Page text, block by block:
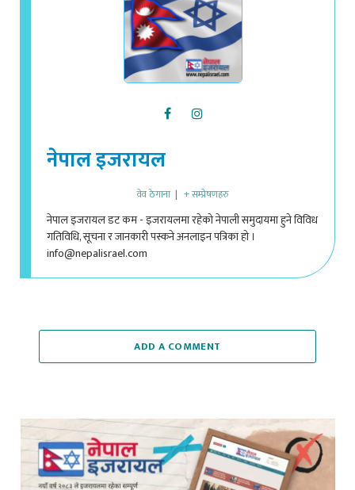
नेपाल इजरायल
नेपाल इजरायल डट कम - इजरायलमा रहेको नेपाली समुदायमा हुने विविध
गतिविधि, सूचना र जानकारी पस्कने अनलाइन पत्रिका हो ।
info@nepalisrael.com